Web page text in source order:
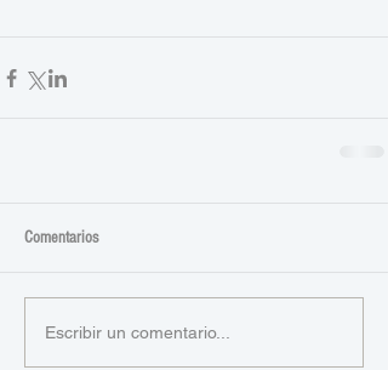
Comentarios
Escribir un comentario...